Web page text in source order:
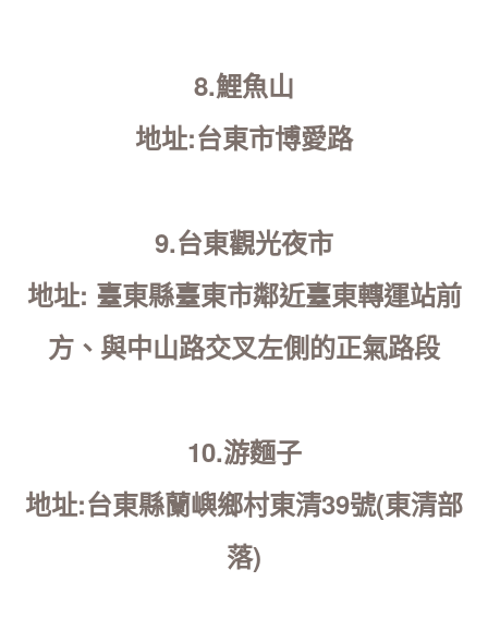
8.鯉魚山
地址:台東市博愛路
9.台東觀光夜市
地址: 臺東縣臺東市鄰近臺東轉運站前
方、與中山路交叉左側的正氣路段
10.游麵子
地址:台東縣蘭嶼鄉村東清39號(東清部
落)